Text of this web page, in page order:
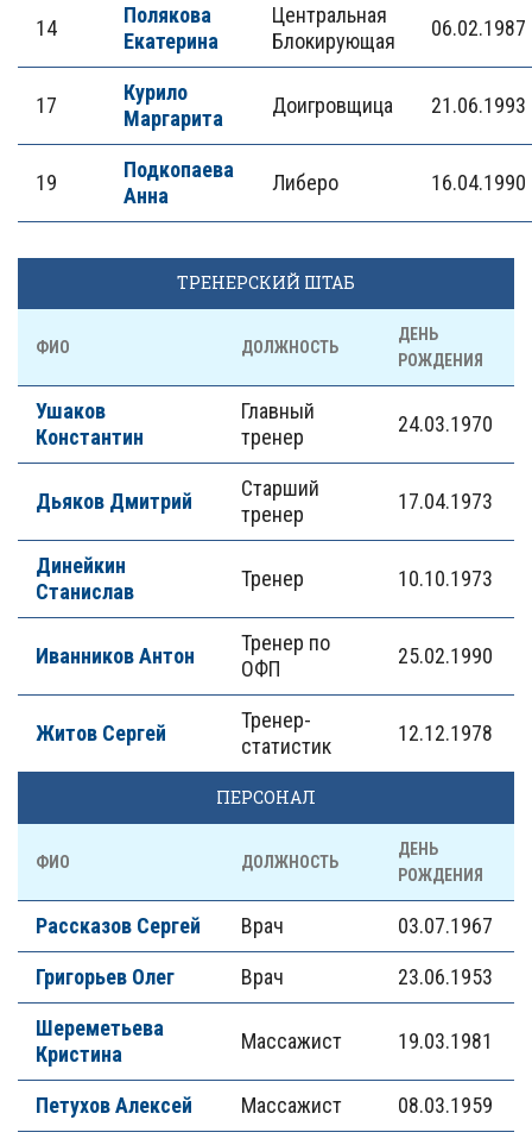
14
Полякова
Екатерина
Центральная
Блокирующая
06.02.1987
17
Курило
Маргарита
Доигровщица 21.06.1993
19
Подкопаева
Анна
Либеро 16.04.1990
ТРЕНЕРСКИЙ ШТАБ
ФИО ДОЛЖНОСТЬ
ДЕНЬ
РОЖДЕНИЯ
Ушаков
Константин
Главный
тренер
24.03.1970
Дьяков Дмитрий
Старший
тренер
17.04.1973
Динейкин
Станислав
Тренер 10.10.1973
Иванников Антон
Тренер по
ОФП
25.02.1990
Житов Сергей
Тренер-
статистик
12.12.1978
ПЕРСОНАЛ
ФИО ДОЛЖНОСТЬ
ДЕНЬ
РОЖДЕНИЯ
Рассказов Сергей Врач 03.07.1967
Григорьев Олег Врач 23.06.1953
Шереметьева
Кристина
Массажист 19.03.1981
Петухов Алексей Массажист 08.03.1959